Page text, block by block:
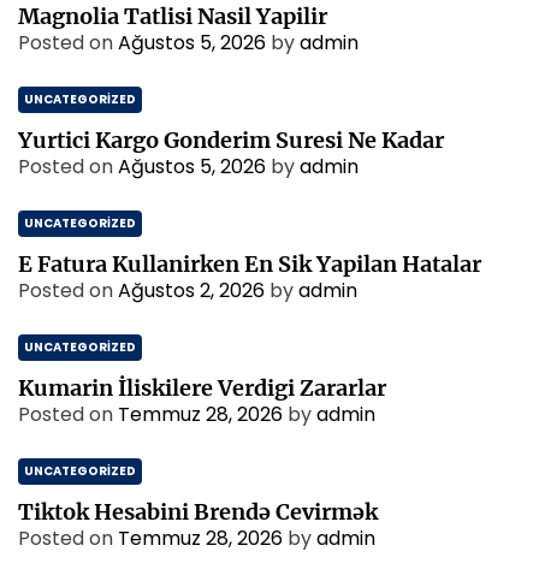
Magnolia Tatlisi Nasil Yapilir
Posted onAğustos 5, 2026 byadmin
UNCATEGORIZED
Yurtici Kargo Gonderim Suresi Ne Kadar
Posted onAğustos 5, 2026 byadmin
UNCATEGORIZED
E Fatura Kullanirken En Sik Yapilan Hatalar
Posted onAğustos 2, 2026 byadmin
UNCATEGORIZED
Kumarin İliskilere Verdigi Zararlar
Posted on Temmuz 28, 2026 byadmin
UNCATEGORIZED
Tiktok Hesabini Brendə Cevirmək
Posted on Temmuz 28, 2026 byadmin